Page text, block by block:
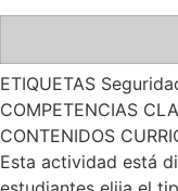
ETIQUETAS
COMPETENCIAS
CONTENIDOS
Esta actividad está